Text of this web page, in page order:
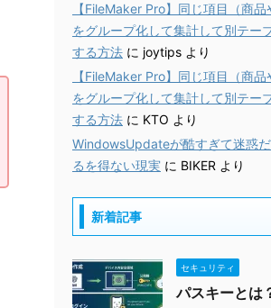
【FileMaker Pro】同じ項目（商品
をグループ化して集計して別テー
する方法 に joytips より
【FileMaker Pro】同じ項目（商品
をグループ化して集計して別テー
する方法 に KTO より
WindowsUpdateが酷すぎて迷惑
るを得ない現実 に BIKER より
新着記事
セキュリティ
パスキーとは